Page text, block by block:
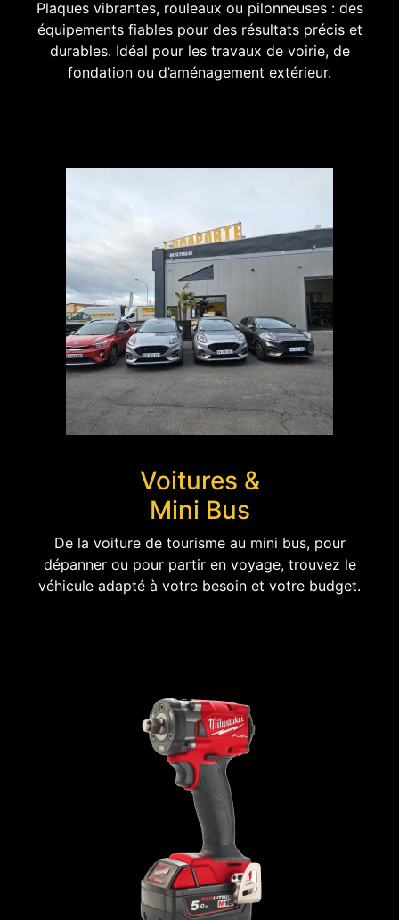
Plaques vibrantes, rouleaux ou pilonneuses : des
équipements fiables pour des résultats précis et
durables. Idéal pour les travaux de voirie, de
fondation ou d’aménagement extérieur.
Voitures &
Mini Bus
De la voiture de tourisme au mini bus, pour
dépanner ou pour partir en voyage, trouvez le
véhicule adapté à votre besoin et votre budget.